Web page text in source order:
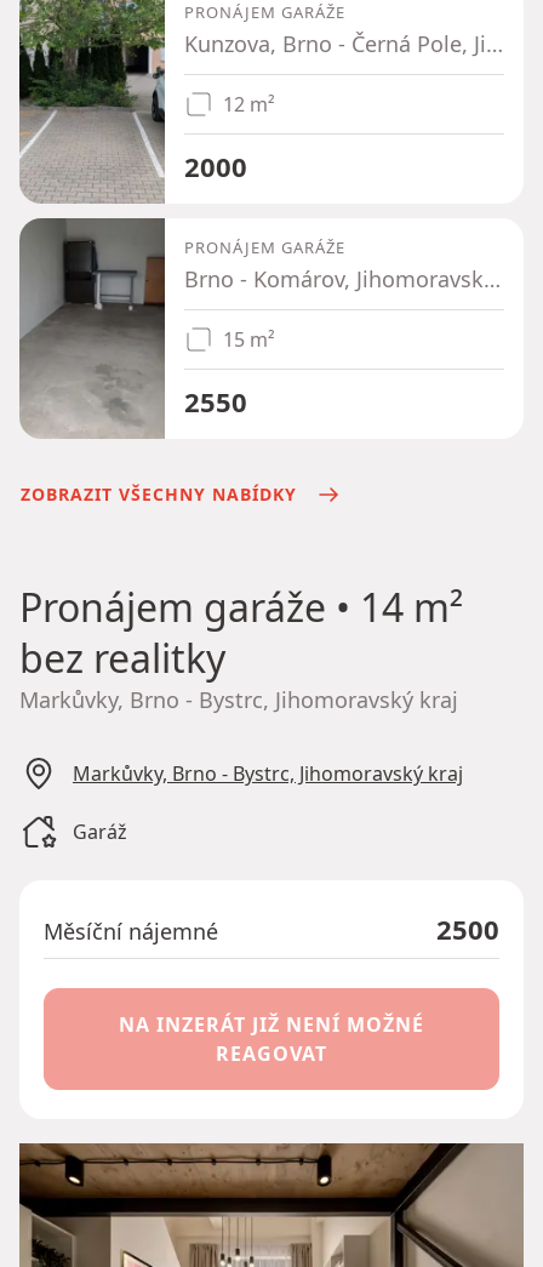
PRONÁJEM GARÁŽE
Kunzova, Brno - Černá Pole, Jihomoravský kraj
12 m²
2000
PRONÁJEM GARÁŽE
Brno - Komárov, Jihomoravský kraj
15 m²
2550
ZOBRAZIT VŠECHNY NABÍDKY
Pronájem garáže • 14 m²
bez realitky
Markůvky, Brno - Bystrc, Jihomoravský kraj
Markůvky, Brno - Bystrc, Jihomoravský kraj
Garáž
Měsíční nájemné 2500
NA INZERÁT JIŽ NENÍ MOŽNÉ
REAGOVAT